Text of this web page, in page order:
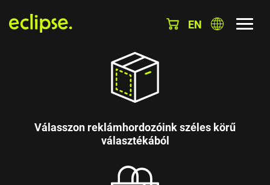
EN
Válasszon reklámhordozóink széles körű
választékából